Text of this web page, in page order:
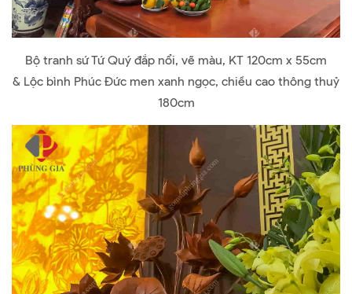
Bộ tranh sứ Tứ Quý đắp nổi, vẽ màu, KT 120cm x 55cm
& Lộc bình Phúc Đức men xanh ngọc, chiều cao thông thuỷ
180cm